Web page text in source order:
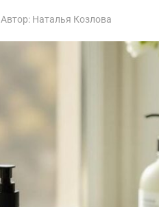
Автор: Наталья Козлова